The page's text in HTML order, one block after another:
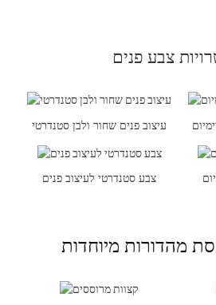
צבע פנים
עיצוב פנים שחור ולבן סטנדרטי
צבע סטנדרטי לעיצוב פנים
מהדורות מיוחדות